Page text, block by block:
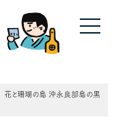
花と珊瑚の島 沖永良部島の黒